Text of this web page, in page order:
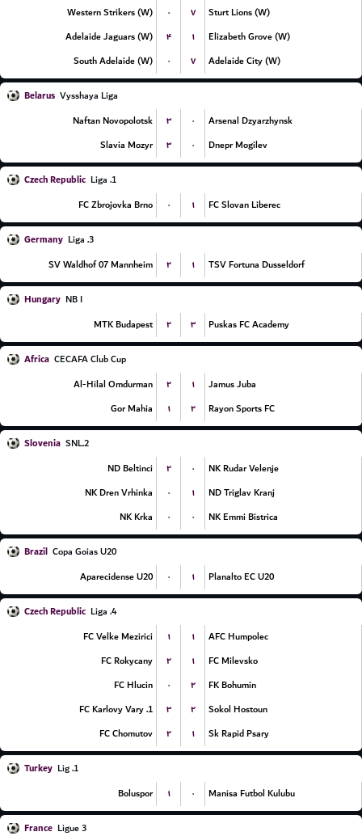
Western Strikers (W)
۰ ۷
Sturt Lions (W)
Adelaide Jaguars (W)
۴ ۱
Elizabeth Grove (W)
South Adelaide (W)
۰ ۷ Adelaide City (W)
Belarus Vysshaya Liga
Naftan Novopolotsk
۳ ۰
Arsenal Dzyarzhynsk
Slavia Mozyr
۳ ۰ Dnepr Mogilev
Czech Republic
1. Liga
FC Zbrojovka Brno
۰ ۱ FC Slovan Liberec
Germany
3. Liga
SV Waldhof 07 Mannheim
۲ ۱ TSV Fortuna Dusseldorf
Hungary NB I
MTK Budapest
۲ ۳ Puskas FC Academy
Africa CECAFA Club Cup
Al-Hilal Omdurman
۲ ۱
Jamus Juba
Gor Mahia
۱ ۲ Rayon Sports FC
Slovenia
2.SNL
ND Beltinci
۲ ۰
NK Rudar Velenje
NK Dren Vrhinka
۰ ۱
ND Triglav Kranj
NK Krka
۰ ۰ NK Emmi Bistrica
Brazil Copa Goias U20
Aparecidense U20
۰ ۱ Planalto EC U20
Czech Republic
4. Liga
FC Velke Mezirici
۱ ۱
AFC Humpolec
FC Rokycany
۲ ۱
FC Milevsko
FC Hlucin
۰ ۲
FK Bohumin
1. FC Karlovy Vary
۳ ۲
Sokol Hostoun
FC Chomutov
۲ ۱ Sk Rapid Psary
Turkey
1. Lig
Boluspor
۱ ۰ Manisa Futbol Kulubu
France Ligue 3